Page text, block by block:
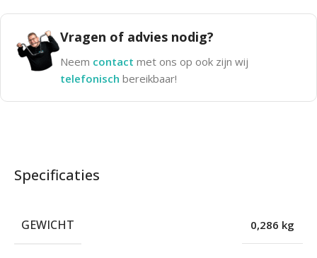
Vragen of advies nodig?
Neem contact met ons op ook zijn wij
telefonisch bereikbaar!
Specificaties
GEWICHT 0,286 kg